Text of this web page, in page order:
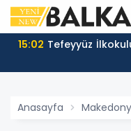
15:02 Tefeyyüz
Anasayfa